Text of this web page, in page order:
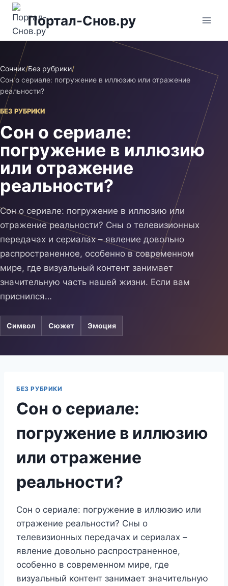
Перейти
содержимому
Портал-Снов.ру
Сонник/Без рубрики/
Сон о сериале: погружение в иллюзию или отражение
реальности?
БЕЗ РУБРИКИ
Сон о сериале:
погружение в иллюзию
или отражение
реальности?
Сон о сериале: погружение в иллюзию или
отражение реальности? Сны о телевизионных
передачах и сериалах – явление довольно
распространенное, особенно в современном
мире, где визуальный контент занимает
значительную часть нашей жизни. Если вам
приснился…
Символ Сюжет Эмоция
БЕЗ РУБРИКИ
Сон о сериале:
погружение в иллюзию
или отражение
реальности?
Сон о сериале: погружение в иллюзию или
отражение реальности? Сны о
телевизионных передачах и сериалах –
явление довольно распространенное,
особенно в современном мире, где
визуальный контент занимает значительную